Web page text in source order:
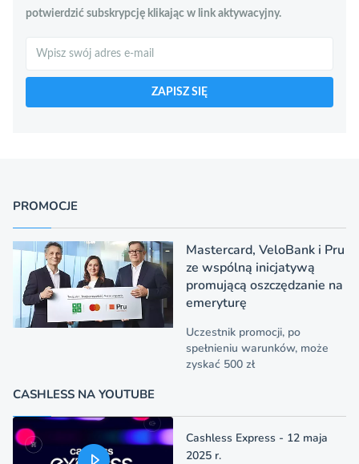
potwierdzić subskrypcję klikając w link aktywacyjny.
ZAPISZ SIĘ
PROMOCJE
Mastercard, VeloBank i Pru
ze wspólną inicjatywą
promującą oszczędzanie na
emeryturę
Uczestnik promocji, po
spełnieniu warunków, może
zyskać 500 zł
CASHLESS NA YOUTUBE
Cashless Express - 12 maja
2025 r.